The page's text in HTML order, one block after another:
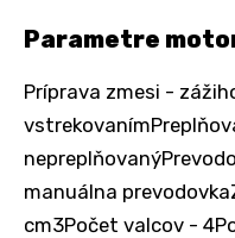
Parametre
Príprava zmesi -
manuálna
cm3Počet valcov -